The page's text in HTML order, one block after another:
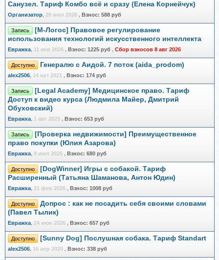
Санузел. Тариф Комбо всё и сразу (Елена Корнейчук)
Организатор, 28 июл 2026 , Взнос: 588 руб
Запись
[М-Логос] Правовое регулирование
использования технологий искусственного интеллекта
Евражкa, 11 янв 2026 , Взнос: 1225 руб , Сбор взносов 8 авг 2026
Доступно Генералю с Аидой. 7 поток (aida_prodom)
alex2506, 14 окт 2021 , Взнос: 174 руб
Запись
[Legal Academy] Медицинское право. Тариф
Доступ к видео курса (Людмила Майер, Дмитрий
Обуховский)
Евражкa, 1 авг 2025 , Взнос: 653 руб
Запись
[Проверка недвижимости] Преимущественное
право покупки (Юлия Азарова)
Евражкa, 9 июл 2025 , Взнос: 680 руб
Доступно
[DogWinner] Игры с собакой. Тариф
Расширенный (Татьяна Шаманова, Антон Юдин)
Евражкa, 21 фев 2026 , Взнос: 1008 руб
Доступно
Допрос : как не посадить себя своими словами
(Павел Тылик)
Евражкa, 24 июн 2026 , Взнос: 657 руб
Доступно [Sunny Dog] Послушная собака. Тариф Standart
alex2506, 16 апр 2020 , Взнос: 338 руб